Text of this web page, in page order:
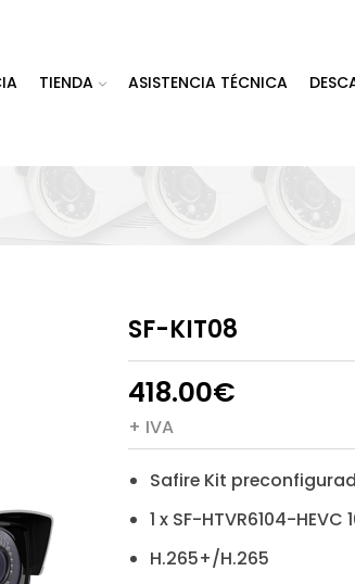
TIENDA ASISTENCIA TÉCNICA
SF-KIT08
418.00€
+ IVA
Safire Kit
1 x SF-HTVR6104-HEVC
H.265+/H.265